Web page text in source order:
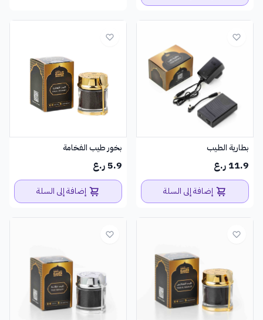
بطارية الطيب
11.9 ر.ع
إضافة إلى السلة
بخور طيب الفخامة
5.9 ر.ع
إضافة إلى السلة